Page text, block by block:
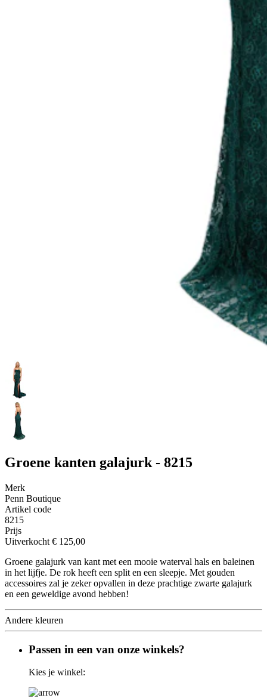
Groene kanten galajurk - 8215
Merk
Penn Boutique
Artikel code
8215
Prijs
Uitverkocht € 125,00
Groene galajurk van kant met een mooie waterval hals en baleinen
in het lijfje. De rok heeft een split en een sleepje. Met gouden
accessoires zal je zeker opvallen in deze prachtige zwarte galajurk
en een geweldige avond hebben!
Andere kleuren
Passen in een van onze winkels?
Kies je winkel: